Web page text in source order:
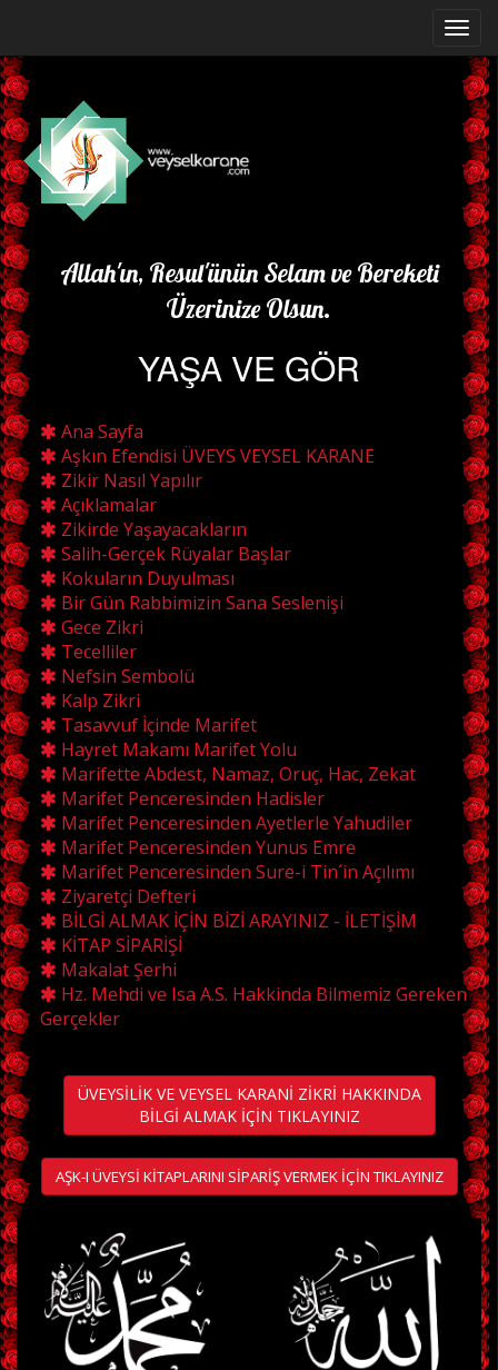
Allah'ın, Resul'ünün Selam ve Bereketi
Üzerinize Olsun.
YAŞA VE GÖR
Ana Sayfa
Aşkın Efendisi ÜVEYS VEYSEL KARANE
Zikir Nasıl Yapılır
Açıklamalar
Zikirde Yaşayacakların
Salih-Gerçek Rüyalar Başlar
Kokuların Duyulması
Bir Gün Rabbimizin Sana Seslenişi
Gece Zikri
Tecelliler
Nefsin Sembolü
Kalp Zikri
Tasavvuf İçinde Marifet
Hayret Makamı Marifet Yolu
Marifette Abdest, Namaz, Oruç, Hac, Zekat
Marifet Penceresinden Hadisler
Marifet Penceresinden Ayetlerle Yahudiler
Marifet Penceresinden Yunus Emre
Marifet Penceresinden Sure-i Tin´in Açılımı
Ziyaretçi Defteri
BİLGİ ALMAK İÇİN BİZİ ARAYINIZ - İLETİŞİM
KİTAP SİPARİŞİ
Makalat Şerhi
Hz. Mehdi ve Isa A.S. Hakkinda Bilmemiz Gereken
Gerçekler
ÜVEYSİLİK VE VEYSEL KARANİ ZİKRİ HAKKINDA
BİLGİ ALMAK İÇİN TIKLAYINIZ
AŞK-I ÜVEYSİ KİTAPLARINI SİPARİŞ VERMEK İÇİN TIKLAYINIZ